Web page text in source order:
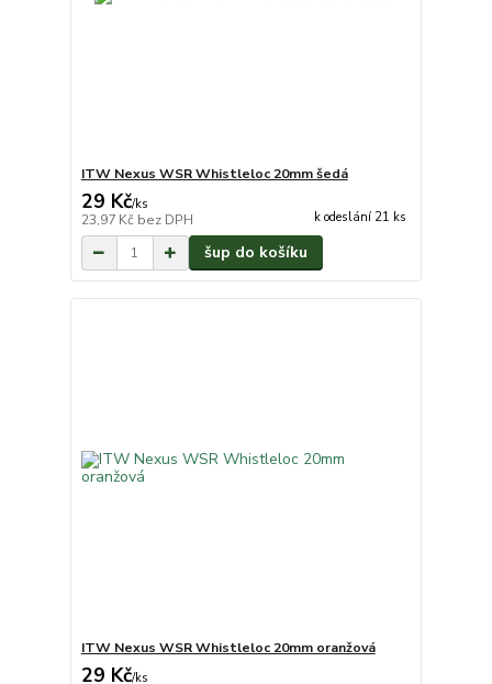
ITW Nexus WSR Whistleloc 20mm šedá
29 Kč/ks
23,97 Kč bez DPH k odeslání 21 ks
šup do košíku
ITW Nexus WSR Whistleloc 20mm oranžová
29 Kč/ks